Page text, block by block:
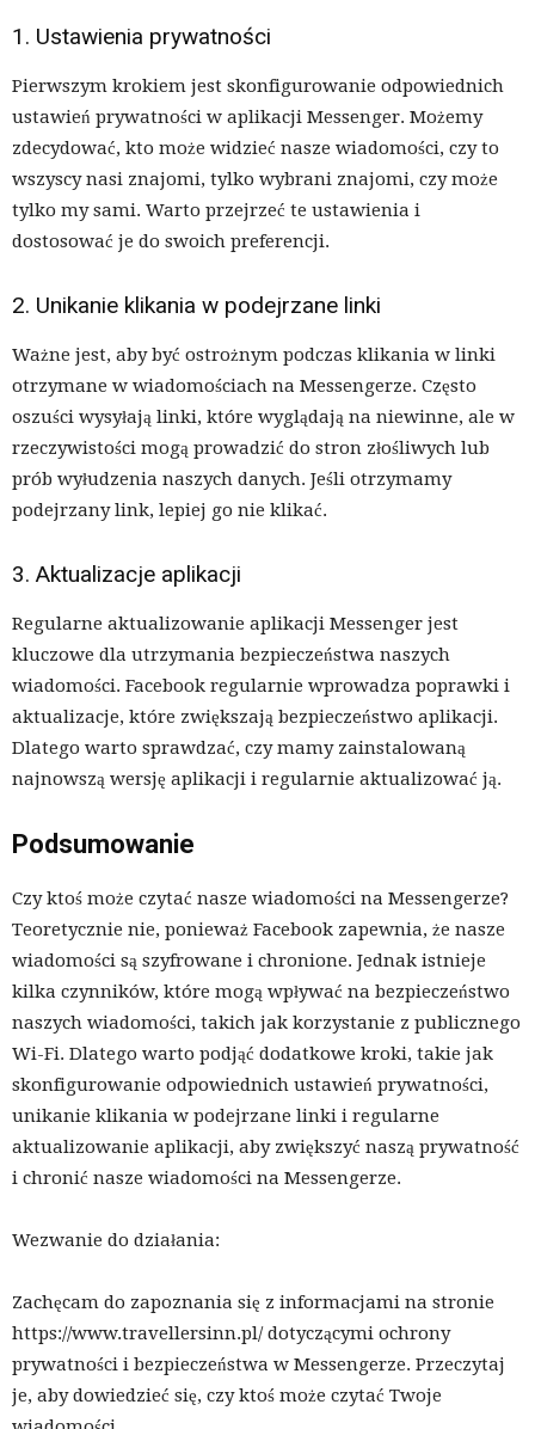
1. Ustawienia prywatności
Pierwszym krokiem jest skonfigurowanie odpowiednich
ustawień prywatności w aplikacji Messenger. Możemy
zdecydować, kto może widzieć nasze wiadomości, czy to
wszyscy nasi znajomi, tylko wybrani znajomi, czy może
tylko my sami. Warto przejrzeć te ustawienia i
dostosować je do swoich preferencji.
2. Unikanie klikania w podejrzane linki
Ważne jest, aby być ostrożnym podczas klikania w linki
otrzymane w wiadomościach na Messengerze. Często
oszuści wysyłają linki, które wyglądają na niewinne, ale w
rzeczywistości mogą prowadzić do stron złośliwych lub
prób wyłudzenia naszych danych. Jeśli otrzymamy
podejrzany link, lepiej go nie klikać.
3. Aktualizacje aplikacji
Regularne aktualizowanie aplikacji Messenger jest
kluczowe dla utrzymania bezpieczeństwa naszych
wiadomości. Facebook regularnie wprowadza poprawki i
aktualizacje, które zwiększają bezpieczeństwo aplikacji.
Dlatego warto sprawdzać, czy mamy zainstalowaną
najnowszą wersję aplikacji i regularnie aktualizować ją.
Podsumowanie
Czy ktoś może czytać nasze wiadomości na Messengerze?
Teoretycznie nie, ponieważ Facebook zapewnia, że nasze
wiadomości są szyfrowane i chronione. Jednak istnieje
kilka czynników, które mogą wpływać na bezpieczeństwo
naszych wiadomości, takich jak korzystanie z publicznego
Wi-Fi. Dlatego warto podjąć dodatkowe kroki, takie jak
skonfigurowanie odpowiednich ustawień prywatności,
unikanie klikania w podejrzane linki i regularne
aktualizowanie aplikacji, aby zwiększyć naszą prywatność
i chronić nasze wiadomości na Messengerze.
Wezwanie do działania:
Zachęcam do zapoznania się z informacjami na stronie
https://www.travellersinn.pl/ dotyczącymi ochrony
prywatności i bezpieczeństwa w Messengerze. Przeczytaj
je, aby dowiedzieć się, czy ktoś może czytać Twoje